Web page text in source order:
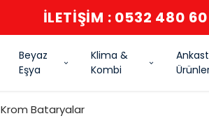
İLETİŞİM : 0532 480
Beyaz
Eşya
Klima &
Kombi
Krom Bataryalar